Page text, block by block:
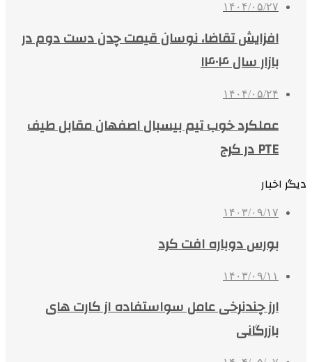
۱۴۰۴/۰۵/۲۷
افزایش تقاضا، نوسان قیمت چدن دست دوم در
بازار سال ۱۴۰۴
۱۴۰۴/۰۵/۲۴
عملکرد خوب تیم بیسبال اصفهان مقابل طیف
PTE در کرج
دیگر اخبار
۱۴۰۳/۰۹/۱۷
بورس دوباره افت کرد
۱۴۰۳/۰۹/۱۱
ارز چندنرخی عامل سواستفاده از کارت های
بازرگانی